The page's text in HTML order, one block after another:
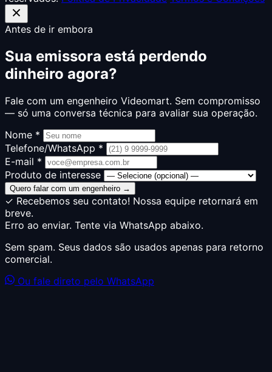
Antes de ir embora
Sua emissora está perdendo
dinheiro agora?
Fale com um engenheiro Videomart. Sem compromisso
— só uma conversa técnica para avaliar sua operação.
Nome *
Telefone/WhatsApp *
E-mail *
Produto de interesse
Quero falar com um engenheiro →
✓ Recebemos seu contato! Nossa equipe retornará em
breve.
Erro ao enviar. Tente via WhatsApp abaixo.
Sem spam. Seus dados são usados apenas para retorno
comercial.
Ou fale direto pelo WhatsApp